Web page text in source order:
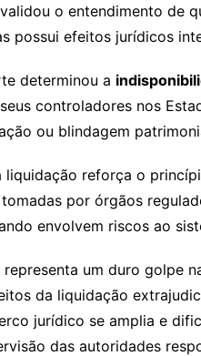
o entendimento de
possui efeitos jurídicos
determinou a
controladores nos
ou blindagem
liquidação reforça o
por órgãos
envolvem riscos ao
um duro golpe
da liquidação
jurídico se amplia e
das autoridades